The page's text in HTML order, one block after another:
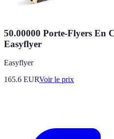
50.00000 Porte-Flyers En
Easyflyer
Easyflyer
165.6 EURVoir le prix